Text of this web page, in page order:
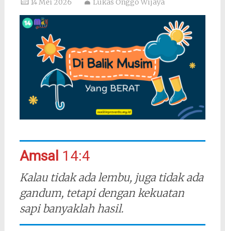
14 Mei 2026 Lukas Onggo Wijaya
Amsal 14:4
Kalau tidak ada lembu, juga tidak ada
gandum, tetapi dengan kekuatan
sapi banyaklah hasil.